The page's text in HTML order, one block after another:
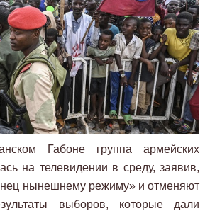
Габоне группа армейских
на телевидении в среду, заявив,
нынешнему режиму» и отменяют
выборов, которые дали